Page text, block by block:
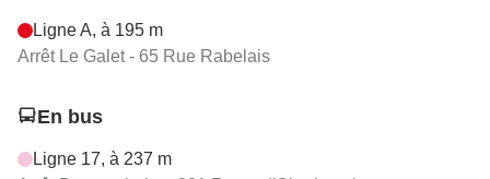
Ligne A, à 195 m
Arrêt Le Galet - 65 Rue Rabelais
En bus
Ligne 17, à 237 m